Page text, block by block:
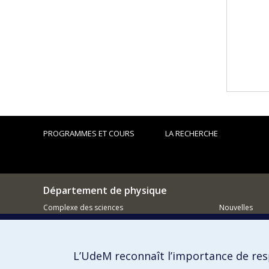
PROGRAMMES ET COURS LA RECHERCHE
Département de physique
Complexe des sciences
1375 Avenue Thérèse-Lavoie-Roux
514 343-6667
Nouvelles
L’UdeM reconnaît l’importance de